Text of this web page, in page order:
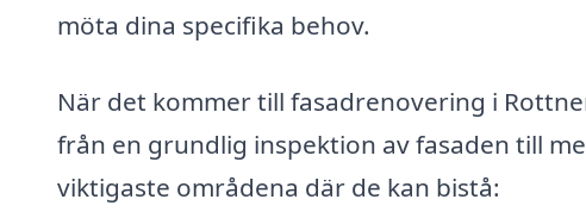
möta dina specifika behov.
När det kommer till fasadrenovering i
från en grundlig inspektion av fasaden till
viktigaste områdena där de kan bistå: